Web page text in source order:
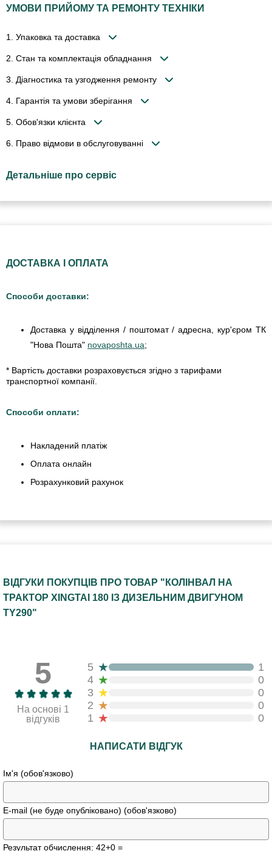
УМОВИ ПРИЙОМУ ТА РЕМОНТУ ТЕХНІКИ
1. Упаковка та доставка
2. Стан та комплектація обладнання
3. Діагностика та узгодження ремонту
4. Гарантія та умови зберігання
5. Обов'язки клієнта
6. Право відмови в обслуговуванні
Детальніше про сервіс
ДОСТАВКА І ОПЛАТА
Способи доставки:
Доставка у відділення / поштомат / адресна, кур'єром ТК
"Нова Пошта" novaposhta.ua;
* Вартість доставки розраховується згідно з тарифами
транспортної компанії.
Способи оплати:
Накладений платіж
Оплата онлайн
Розрахунковий рахунок
ВІДГУКИ ПОКУПЦІВ ПРО ТОВАР "КОЛІНВАЛ НА
ТРАКТОР XINGTAI 180 ІЗ ДИЗЕЛЬНИМ ДВИГУНОМ
TY290"
5
На основі 1
відгуків
5 ★
1
4 ★
0
3 ★
0
2 ★
0
1 ★ 0
НАПИСАТИ ВІДГУК
Ім'я (обов'язково)
E-mail (не буде опубліковано) (обов'язково)
Результат обчислення: 42+0 =